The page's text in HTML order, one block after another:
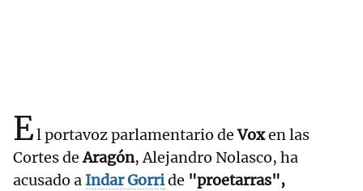
El portavoz parlamentario deVoxen las
Cortes deAragón, Alejandro Nolasco, ha
acusado a Indar Gorride "proetarras",